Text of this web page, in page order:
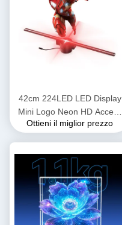
42cm 224LED LED Display
Mini Logo Neon HD Access
Turnstile Supporto
Ventilatore 3D Hologramma
Ottieni il miglior prezzo